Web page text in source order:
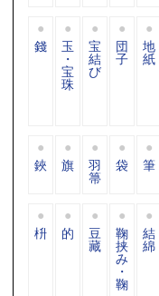
錢 玉
・
宝
珠
宝
結
び
団
子
地
紙
鋏 旗 羽
箒
袋 筆
枡 的 豆
藏
鞠
挟
み
・
鞠
結
綿